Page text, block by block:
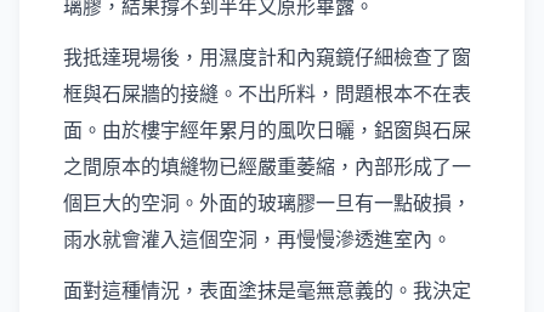
璃膠，結果撐不到半年又原形畢露。
我抵達現場後，用濕度計和內窺鏡仔細檢查了窗
框與石屎牆的接縫。不出所料，問題根本不在表
面。由於樓宇經年累月的風吹日曬，鋁窗與石屎
之間原本的填縫物已經嚴重萎縮，內部形成了一
個巨大的空洞。外面的玻璃膠一旦有一點破損，
雨水就會灌入這個空洞，再慢慢滲透進室內。
面對這種情況，表面塗抹是毫無意義的。我決定